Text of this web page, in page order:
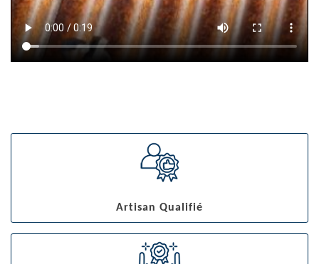
Artisan Qualifié